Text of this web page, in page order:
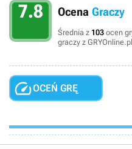
7.8 Ocena Graczy
Średnia z 103 ocen
graczy z
OCEŃ GRĘ